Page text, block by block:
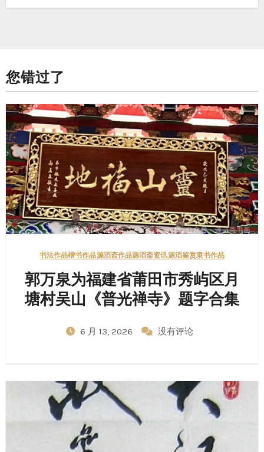
您错过了
书法作品楷书作品源滔斋作品源滔斋资讯源滔鉴赏隶书作品
郭万泉为福建省莆田市秀屿区月
塘村吴山《普光禅寺》题字合集
6 月 13, 2026 没有评论